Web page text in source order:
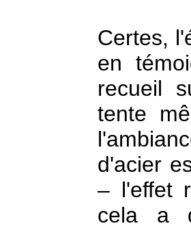
Certes,
en
recueil
tente
d'acier
– l'effet
cela a